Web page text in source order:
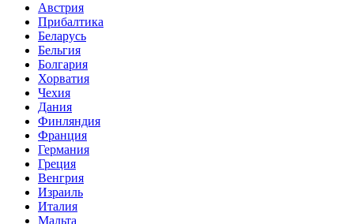
Австрия
Прибалтика
Беларусь
Бельгия
Болгария
Хорватия
Чехия
Дания
Финляндия
Франция
Германия
Греция
Венгрия
Израиль
Италия
Мальта